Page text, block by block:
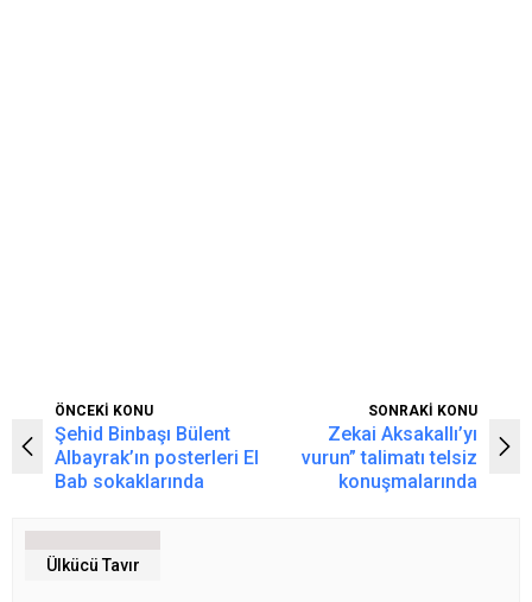
ÖNCEKİ KONU
Şehid Binbaşı Bülent
Albayrak’ın posterleri El
Bab sokaklarında
SONRAKİ KONU
Zekai Aksakallı’yı
vurun” talimatı telsiz
konuşmalarında
Ülkücü Tavır